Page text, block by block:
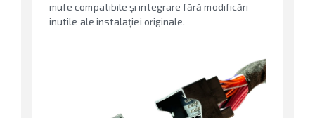
mufe compatibile și integrare fără modificări
inutile ale instalației originale.